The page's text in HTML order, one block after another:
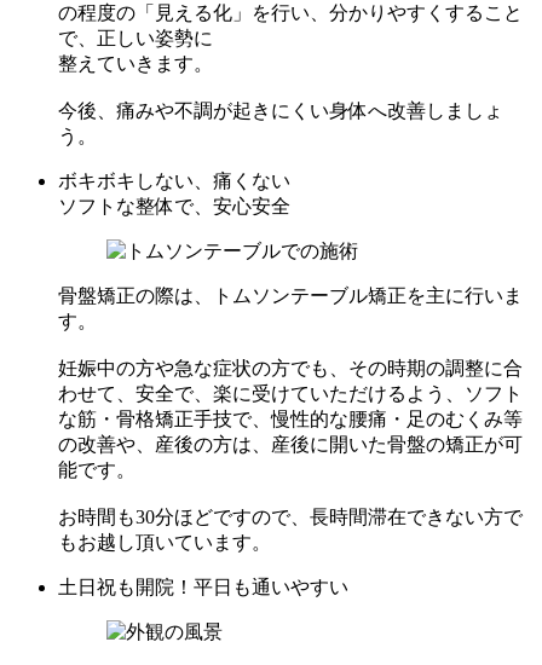
の程度の「見える化」を行い、分かりやすくすること
で、正しい姿勢に
整えていきます。
今後、痛みや不調が起きにくい身体へ改善しましょ
う。
ボキボキしない、痛くない
ソフトな整体で、安心安全
骨盤矯正の際は、トムソンテーブル矯正を主に行いま
す。
妊娠中の方や急な症状の方でも、その時期の調整に合
わせて、安全で、楽に受けていただけるよう、ソフト
な筋・骨格矯正手技で、慢性的な腰痛・足のむくみ等
の改善や、産後の方は、産後に開いた骨盤の矯正が可
能です。
お時間も30分ほどですので、⻑時間滞在できない方で
もお越し頂いています。
土日祝も開院！平日も通いやすい